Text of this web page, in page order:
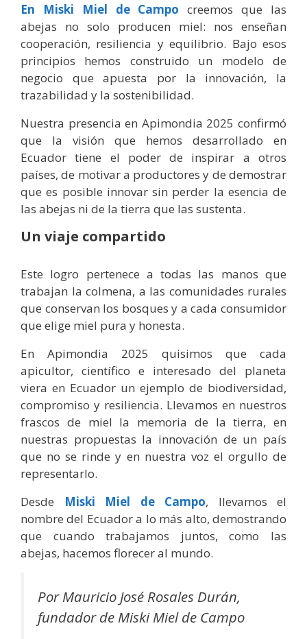
En Miski Miel de Campo creemos que las
abejas no solo producen miel: nos enseñan
cooperación, resiliencia y equilibrio. Bajo esos
principios hemos construido un modelo de
negocio que apuesta por la innovación, la
trazabilidad y la sostenibilidad.
Nuestra presencia en Apimondia 2025 confirmó
que la visión que hemos desarrollado en
Ecuador tiene el poder de inspirar a otros
países, de motivar a productores y de demostrar
que es posible innovar sin perder la esencia de
las abejas ni de la tierra que las sustenta.
Un viaje compartido
Este logro pertenece a todas las manos que
trabajan la colmena, a las comunidades rurales
que conservan los bosques y a cada consumidor
que elige miel pura y honesta.
En Apimondia 2025 quisimos que cada
apicultor, científico e interesado del planeta
viera en Ecuador un ejemplo de biodiversidad,
compromiso y resiliencia. Llevamos en nuestros
frascos de miel la memoria de la tierra, en
nuestras propuestas la innovación de un país
que no se rinde y en nuestra voz el orgullo de
representarlo.
Desde
Miski Miel de Campo, llevamos el
nombre del Ecuador a lo más alto, demostrando
que cuando trabajamos juntos, como las
abejas, hacemos florecer al mundo.
Por Mauricio José Rosales Durán,
fundador de Miski Miel de Campo